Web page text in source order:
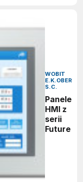
WOBIT
E.K.OBER
S.C.
Panele
HMI z
serii
Future